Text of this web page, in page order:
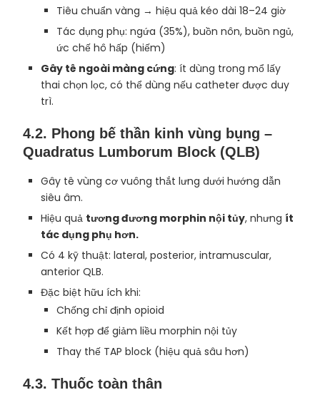
Tiêu chuẩn vàng → hiệu quả kéo dài 18–24 giờ
Tác dụng phụ: ngứa (35%), buồn nôn, buồn ngủ,
ức chế hô hấp (hiếm)
Gây tê ngoài màng cứng: ít dùng trong mổ lấy
thai chọn lọc, có thể dùng nếu catheter được duy
trì.
4.2. Phong bế thần kinh vùng bụng –
Quadratus Lumborum Block (QLB)
Gây tê vùng cơ vuông thắt lưng dưới hướng dẫn
siêu âm.
Hiệu quả tương đương morphin nội tủy, nhưng ít
tác dụng phụ hơn.
Có 4 kỹ thuật: lateral, posterior, intramuscular,
anterior QLB.
Đặc biệt hữu ích khi:
Chống chỉ định opioid
Kết hợp để giảm liều morphin nội tủy
Thay thế TAP block (hiệu quả sâu hơn)
4.3. Thuốc toàn thân